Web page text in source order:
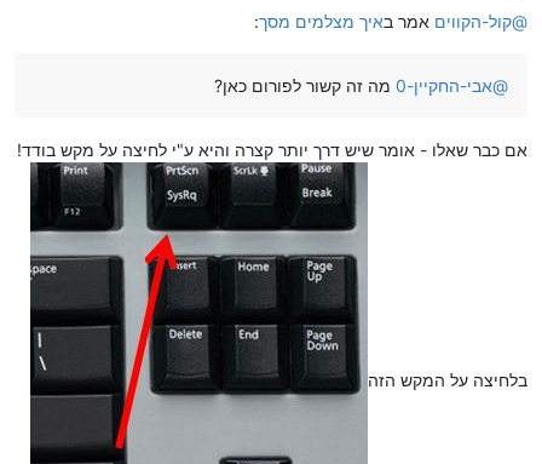
@קול-הקווים אמר באיך מצלמים מסך:
@אבי-החקיין-0 מה זה קשור לפורום כאן?
אם כבר שאלו - אומר שיש דרך יותר קצרה והיא ע"י לחיצה על מקש בודד!
בלחיצה על המקש הזה